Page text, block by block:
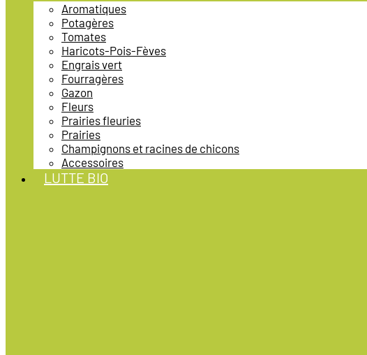
Aromatiques
Potagères
Tomates
Haricots-Pois-Fèves
Engrais vert
Fourragères
Gazon
Fleurs
Prairies fleuries
Prairies
Champignons et racines de chicons
Accessoires
LUTTE BIO